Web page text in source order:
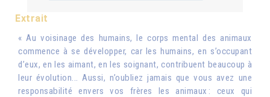
Extrait
« Au voisinage des humains, le corps mental des animaux
commence à se développer, car les humains, en s’occupant
d’eux, en les aimant, en les soignant, contribuent beaucoup à
leur évolution... Aussi, n’oubliez jamais que vous avez une
responsabilité envers vos frères les animaux : ceux qui